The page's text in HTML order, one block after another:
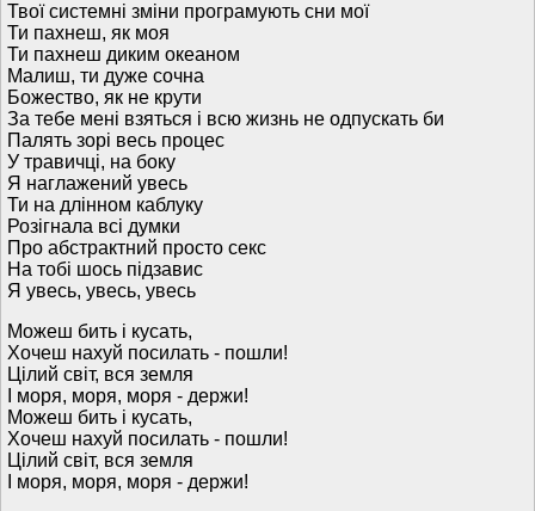
Твої системні зміни програмують сни мої
Ти пахнеш, як моя
Ти пахнеш диким океаном
Малиш, ти дуже сочна
Божество, як не крути
За тебе мені взяться і всю жизнь не одпускать би
Палять зорі весь процес
У травичці, на боку
Я наглажений увесь
Ти на длінном каблуку
Розігнала всі думки
Про абстрактний просто секс
На тобі шось підзавис
Я увесь, увесь, увесь
Можеш бить і кусать,
Хочеш нахуй посилать - пошли!
Цілий світ, вся земля
І моря, моря, моря - держи!
Можеш бить і кусать,
Хочеш нахуй посилать - пошли!
Цілий світ, вся земля
І моря, моря, моря - держи!